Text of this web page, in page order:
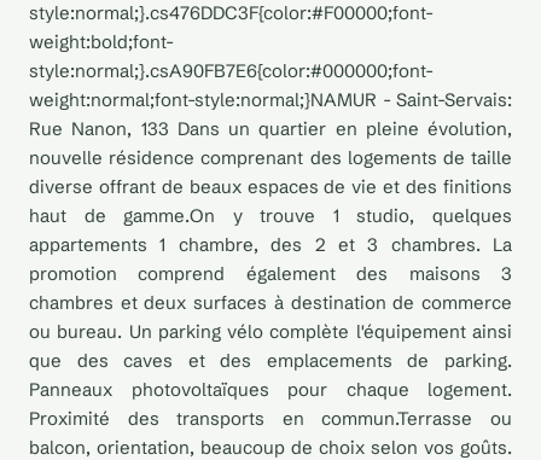
style:normal;}.cs476DDC3F{color:#F00000;font-
weight:bold;font-
style:normal;}.csA90FB7E6{color:#000000;font-
weight:normal;font-style:normal;}NAMUR - Saint-Servais:
Rue Nanon, 133 Dans un quartier en pleine évolution,
nouvelle résidence comprenant des logements de taille
diverse offrant de beaux espaces de vie et des finitions
haut de gamme.On y trouve 1 studio, quelques
appartements 1 chambre, des 2 et 3 chambres. La
promotion comprend également des maisons 3
chambres et deux surfaces à destination de commerce
ou bureau. Un parking vélo complète l'équipement ainsi
que des caves et des emplacements de parking.
Panneaux photovoltaïques pour chaque logement.
Proximité des transports en commun.Terrasse ou
balcon, orientation, beaucoup de choix selon vos goûts.